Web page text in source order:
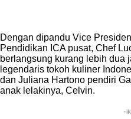
Dengan dipandu Vice
Pendidikan ICA pusat, Chef
berlangsung kurang lebih dua
legendaris tokoh kuliner
dan Juliana Hartono pendiri
anak lelakinya, Celvin.
-